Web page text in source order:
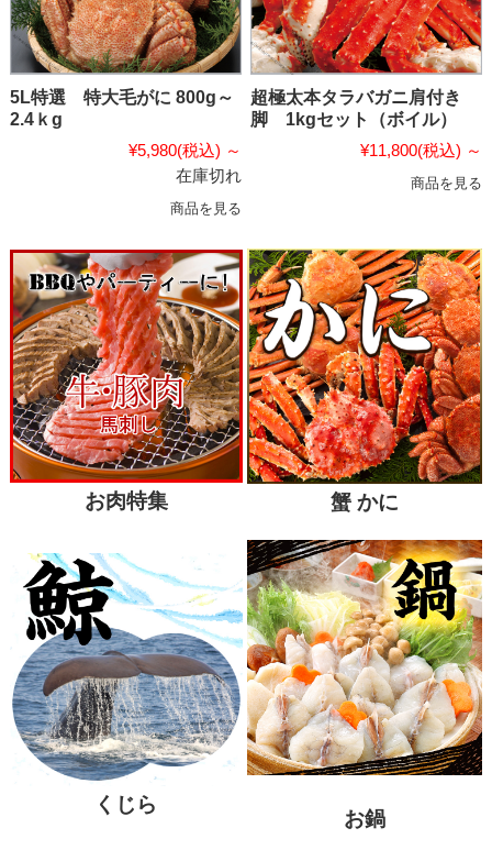
5L特選 特大毛がに 800g～
2.4ｋg
¥5,980(税込) ～
在庫切れ
商品を見る
超極太本タラバガニ肩付き
脚 1kgセット（ボイル）
¥11,800(税込) ～
商品を見る
お肉特集 蟹 かに
くじら
お鍋